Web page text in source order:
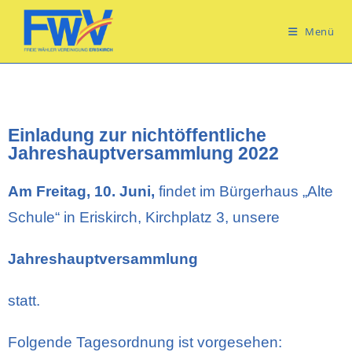
Menü
Einladung zur nichtöffentliche
Jahreshauptversammlung 2022
Am Freitag, 10. Juni, findet im Bürgerhaus „Alte
Schule“ in Eriskirch, Kirchplatz 3, unsere
Jahreshauptversammlung
statt.
Folgende Tagesordnung ist vorgesehen: